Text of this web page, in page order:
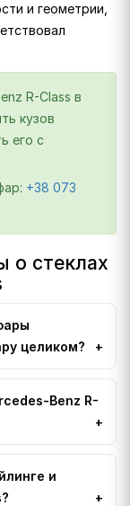
и геометрии,
R-Class в
кузов
его с
+38 073
о стеклах
целиком?
Benz R-
и